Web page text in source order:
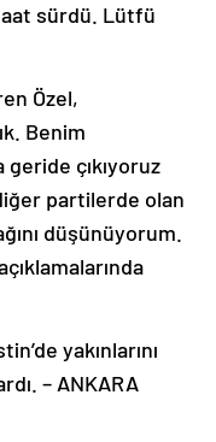
sürdü. Lütfü
Özel,
Benim
çıkıyoruz
partilerde olan
düşünüyorum.
yakınlarını
– ANKARA